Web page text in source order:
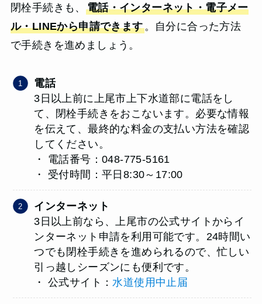
閉栓手続きも、 電話・インターネット・電子メー
ル・LINEから申請できます。自分に合った方法
で手続きを進めましょう。
電話
3日以上前に上尾市上下水道部に電話をし
て、閉栓手続きをおこないます。必要な情報
を伝えて、最終的な料金の支払い方法を確認
してください。
・ 電話番号：048-775-5161
・ 受付時間：平日8:30～17:00
インターネット
3日以上前なら、上尾市の公式サイトからイ
ンターネット申請を利用可能です。24時間い
つでも閉栓手続きを進められるので、忙しい
引っ越しシーズンにも便利です。
・ 公式サイト： 水道使用中止届